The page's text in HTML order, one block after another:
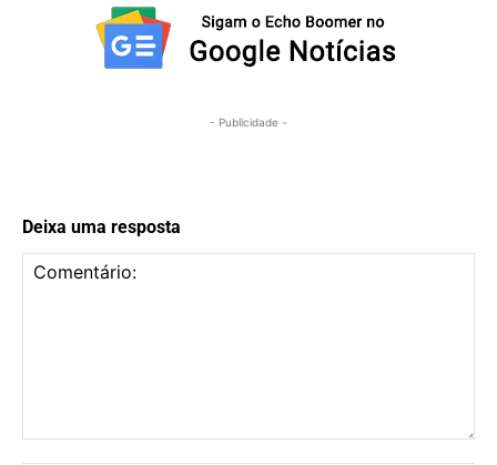
- Publicidade -
Deixa uma resposta